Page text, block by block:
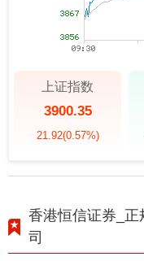
上证指数
3900.35
21.92(0.57%)
香港恒信证券_
司